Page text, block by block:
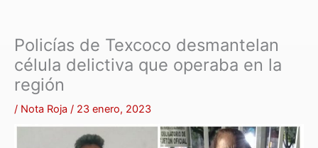
Policías de Texcoco desmantelan
célula delictiva que operaba en la
región
/ Nota Roja / 23 enero, 2023